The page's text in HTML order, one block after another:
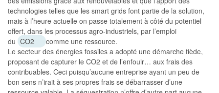
technologies telles que les smart grids font partie de la solution,
mais à l’heure actuelle on passe totalement à côté du potentiel
offert, dans les processus agro-industriels, par l’emploi
du CO2
comme une ressource.
Le secteur des énergies fossiles a adopté une démarche tiède,
proposant de capturer le CO2 et de l’enfouir… aux frais des
contribuables. Ceci puisqu’aucune entreprise ayant un peu de
bon sens n’irait à ses propres frais se débarrasser d’une